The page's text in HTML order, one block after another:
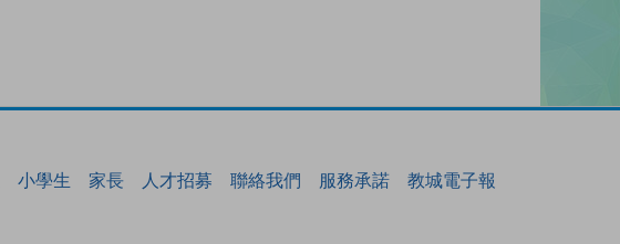
小學生 家長 人才招募 聯絡我們 服務承諾 教城電子報